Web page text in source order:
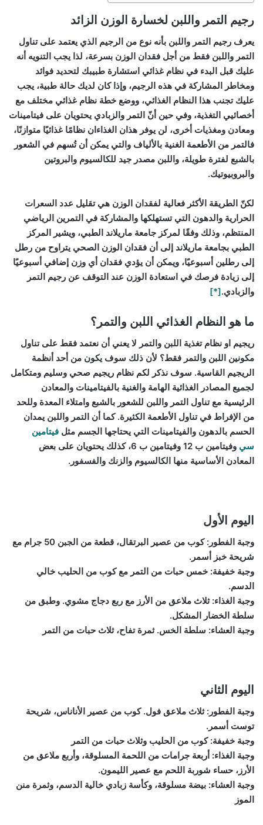
رجيم التمر واللبن لخسارة الوزن الزائد
يعرف رجيم التمر واللبن بأنه نوع من الرجيم الذي يعتمد على تناول
التمر واللبن فقط من أجل فقدان الوزن بسرعة، لذا يجب التنويه أنه
عليك قبل البدء في نظام غذائي استشارة طبيبك لتحديد فوائد
ومخاطر المشاركة في هذه الرجيم، وإذا كان لديك حالة طبية، يجب
عليك تجنب هذا النظام الغذائي، ووضع خطة نظام غذائي مختلف مع
أخصائيي التغذية، وفي حين أنّ التمر والزبادي يحتويان على فيتامينات
ومعادن ومغذيات أخرى، لن يوفر هذان الغذاءان نظامًا غذائيًا متوازنًا،
فالتمر من الأطعمة الغنية بالألياف والتي يمكن أن تُسهم في الشعور
بالشبع لفترة طويلة، واللبن مصدر جيد للكالسيوم والبروتين
والبروبيوتيك.
لكنّ الطريقة الأكثر فعالية لفقدان الوزن هي تقليل عدد السعرات
الحرارية والدهون التي تستهلكها والمشاركة في التمرين الرياضي
المنتظم، وذلك وفقًا لمركز جامعة ماريلاند الطبي، ويشير المركز
الطبي بجامعة ماريلاند إلى أن فقدان الوزن الصحي يتراوح من رطل
إلى رطلين أسبوعيًا، ويمكن أن يؤدي فقدان أي وزن إضافي أسبوعيًا
إلى زيادة فرصك في استعادة الوزن عند التوقف عن رجيم التمر
والزبادي.[*]
ما هو النظام الغذائي اللبن والتمر؟
ريجيم او نظام تغذية اللبن والتمر لا يعني أن نعتمد فقط على تناول
مكونين اللبن والتمر فقط؟ لأن ذلك سوف يكون من أحد أنظمة
الريجيم القاسية. سوف نذكر لكم نظام ريجيم صحي وسليم ومتكامل
لجميع المصادر الغذائية الهامة والغنية بالفيتامينات والمعادن
الرئيسية مع تناول التمر واللبن للشعور بالشبع وامتلاء المعدة وللحد
من الإفراط في تناول الأطعمة الكثيرة. كما أن التمر واللبن يمدان
الحسم بالدهون والفيتامينات التي يحتاجها الجسم مثل فيتامين
سي
وفيتامين ب 12 وفيتامين ب 6، كذلك يحتويان على بعض
المعادن الأساسية منها الكالسيوم والزنك والفسفور.
اليوم الأول
وجبة الفطور: كوب من عصير البرتقال، قطعة من الجبن 50 جرام مع
شريحة خبز أسمر.
وجبة خفيفة: خمس حبات من التمر مع كوب من الحليب خالي
الدسم.
وجبة الغذاء: ثلاث ملاعق من الأرز مع ربع دجاج مشوي. وطبق من
سلطة الخضار المشكل.
وجبة العشاء: سلطة الخس. ثمرة تفاح، ثلاث حبات من التمر
اليوم الثاني
وجبة الفطور: ثلاث ملاعق فول. كوب من عصير الأناناس، شريحة
توست أسمر.
وجبة خفيفة: كوب من الحليب وثلاث حبات من التمر
وجبة الغذاء: أربعة جرامات من اللحمة المسلوقة، وأربع ملاعق من
الأرز، حساء شوربة اللحم مع عصير الليمون.
وجبة العشاء: بيضة مسلوقة، وكأسة زبادي خالية الدسم، وثمرة منن
الموز